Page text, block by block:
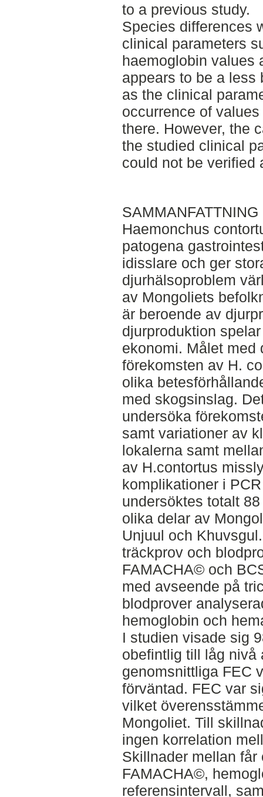
to a previous study.
Species differences
clinical parameters
haemoglobin values
appears to be a less
as the clinical
occurrence of
there. However, the
the studied clinical
could not be verified
SAMMANFATTNING
Haemonchus
patogena
idisslare och ger
djurhälsoproblem
av Mongoliets
är beroende av
djurproduktion
ekonomi. Målet med
förekomsten av H.
olika
med skogsinslag.
undersöka
samt variationer av
lokalerna samt
av H.contortus
komplikationer i
undersöktes totalt
olika delar av
Unjuul och
träckprov och
FAMACHA© och
med avseende på
blodprover
hemoglobin och
I studien visade sig
obefintlig till låg nivå
genomsnittliga FEC
förväntad. FEC var
vilket
Mongoliet. Till
ingen korrelation
Skillnader mellan får
FAMACHA©,
referensintervall,